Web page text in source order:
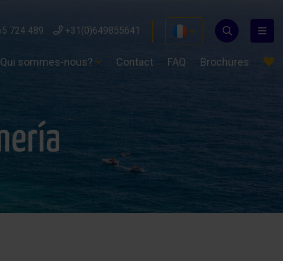
724 489 +31(0)649855641
Qui sommes-nous? Contact FAQ Brochures